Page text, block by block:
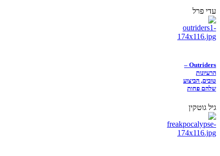
עדי פרל
Outriders –
הרעיונות
טובים, הביצוע
שלהם פחות
גיל גוטקין